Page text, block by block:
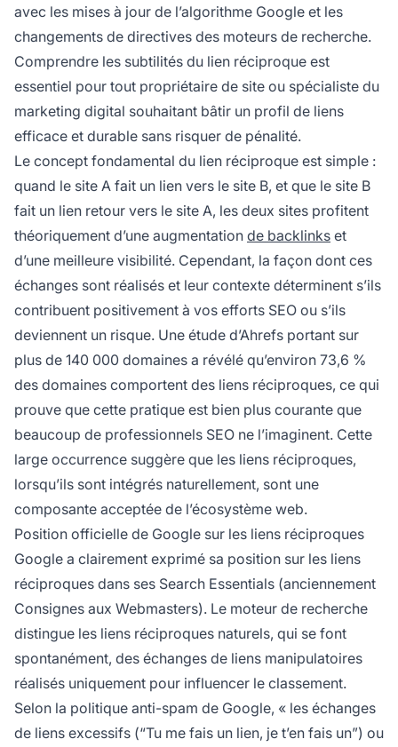
avec les mises à jour de l’algorithme Google et les
changements de directives des moteurs de recherche.
Comprendre les subtilités du lien réciproque est
essentiel pour tout propriétaire de site ou spécialiste du
marketing digital souhaitant bâtir un profil de liens
efficace et durable sans risquer de pénalité.
Le concept fondamental du lien réciproque est simple :
quand le site A fait un lien vers le site B, et que le site B
fait un lien retour vers le site A, les deux sites profitent
théoriquement d’une augmentation de backlinks et
d’une meilleure visibilité. Cependant, la façon dont ces
échanges sont réalisés et leur contexte déterminent s’ils
contribuent positivement à vos efforts SEO ou s’ils
deviennent un risque. Une étude d’Ahrefs portant sur
plus de 140 000 domaines a révélé qu’environ 73,6 %
des domaines comportent des liens réciproques, ce qui
prouve que cette pratique est bien plus courante que
beaucoup de professionnels SEO ne l’imaginent. Cette
large occurrence suggère que les liens réciproques,
lorsqu’ils sont intégrés naturellement, sont une
composante acceptée de l’écosystème web.
Position officielle de Google sur les liens réciproques
Google a clairement exprimé sa position sur les liens
réciproques dans ses Search Essentials (anciennement
Consignes aux Webmasters). Le moteur de recherche
distingue les liens réciproques naturels, qui se font
spontanément, des échanges de liens manipulatoires
réalisés uniquement pour influencer le classement.
Selon la politique anti-spam de Google, « les échanges
de liens excessifs (“Tu me fais un lien, je t’en fais un”) ou